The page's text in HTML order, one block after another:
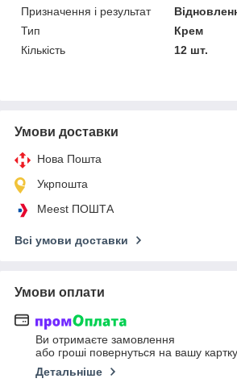
Призначення і результат
Тип
Крем
Кількість
12 шт.
Умови доставки
Нова Пошта
Укрпошта
Meest ПОШТА
Всі умови доставки
Умови оплати
Ви отримаєте замовлення
або гроші повернуться на вашу картку
Детальніше